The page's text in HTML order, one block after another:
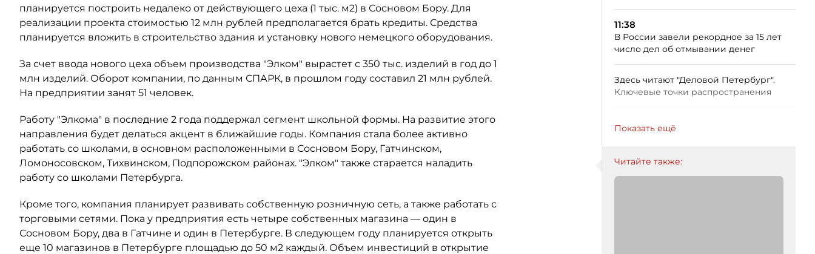
планируется построить недалеко от действующего цеха (1 тыс. м2) в Сосновом Бору. Для
реализации проекта стоимостью 12 млн рублей предполагается брать кредиты. Средства
планируется вложить в строительство здания и установку нового немецкого оборудования.
За счет ввода нового цеха объем производства "Элком" вырастет с 350 тыс. изделий в год до 1
млн изделий. Оборот компании, по данным СПАРК, в прошлом году составил 21 млн рублей.
На предприятии занят 51 человек.
Работу "Элкома" в последние 2 года поддержал сегмент школьной формы. На развитие этого
направления будет делаться акцент в ближайшие годы. Компания стала более активно
работать со школами, в основном расположенными в Сосновом Бору, Гатчинском,
Ломоносовском, Тихвинском, Подпорожском районах. "Элком" также старается наладить
работу со школами Петербурга.
Кроме того, компания планирует развивать собственную розничную сеть, а также работать с
торговыми сетями. Пока у предприятия есть четыре собственных магазина — один в
Сосновом Бору, два в Гатчине и один в Петербурге. В следующем году планируется открыть
еще 10 магазинов в Петербурге площадью до 50 м2 каждый. Объем инвестиций в открытие
11:38
В России завели рекордное за 15 лет
число дел об отмывании денег
Здесь читают "Деловой Петербург".
Ключевые точки распространения
Показать ещё
Читайте также: